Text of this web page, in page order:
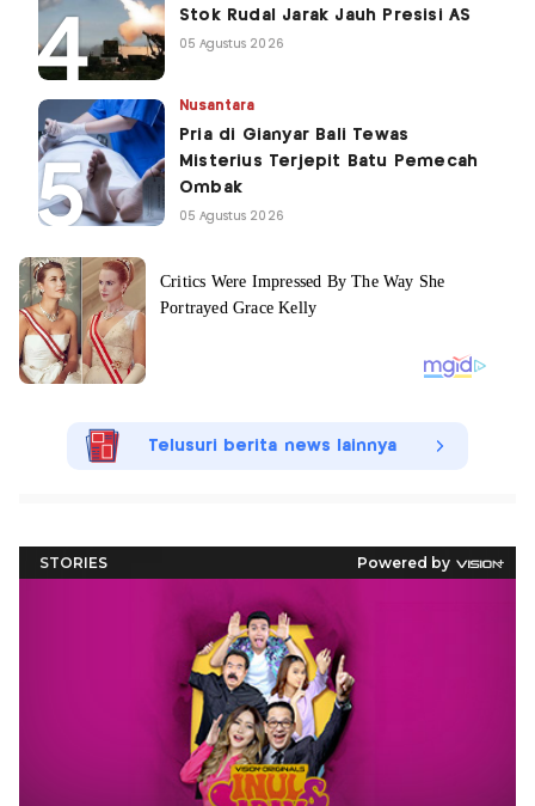
Stok Rudal Jarak Jauh Presisi AS
05 Agustus 2026
Nusantara
Pria di Gianyar Bali Tewas
Misterius Terjepit Batu Pemecah
Ombak
05 Agustus 2026
Telusuri berita news lainnya